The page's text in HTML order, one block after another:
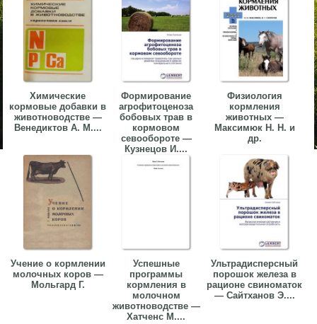
Химические
кормовые добавки в
животноводстве —
Венедиктов А. М....
Формирование
агрофитоценоза
бобовых трав в
кормовом
севообороте —
Кузнецов И....
Физиология
кормления
животных —
Максимюк Н. Н. и
др.
Учение о кормлении
молочных коров —
Мольгард Г.
Успешные
программы
кормления в
молочном
животноводстве —
Хатченс М....
Ультрадисперсный
порошок железа в
рационе свиноматок
— Сайтханов Э....